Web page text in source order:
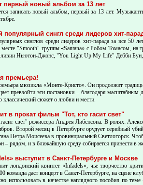
первый новый альбом за 13 лет
записать новый альбом, первый за 13 лет.
сингл среди лидеров хит-
синглов среди лидеров хит-парада за все 50
месте "Smooth" группы «Santana» с Робом Томасом,
Ньютон-Джонс, "You Light Up My Life" Дебби
премьера!
мюзикла «Монте-Кристо». Он продолжит
превзойти эти постановки – благодаря
классический сюжет о любви и мести.
в прокат фильм "Тот, кто гасит свет"
свет" режиссера Андрея Либенсона. В ролях:
Второй месяц в Петербурге орудует серийный
Петра Моисеева в провинциальный Светлогорск.
– рядом, и в ближайшую среду собирается принести в
выступит в Санкт-Петербурге и Москве
лондонский квинтет «Infadels», чье творчество
команда даст концерт в Санкт-Петербурге, на сцене
использовать в качестве наглядного пособия по